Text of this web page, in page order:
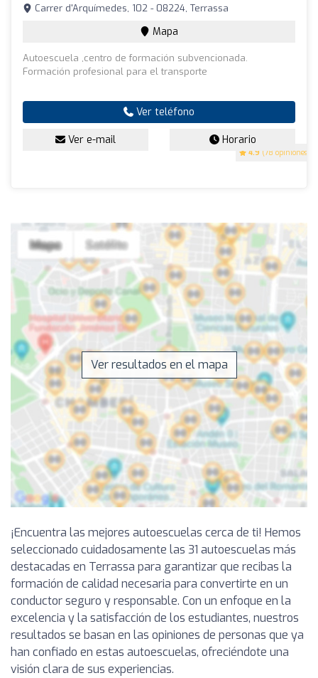
4.9 (78 opiniones)
Carrer d'Arquímedes, 102 - 08224, Terrassa
Mapa
Autoescuela ,centro de formación subvencionada.
Formación profesional para el transporte
Ver teléfono
Ver e-mail Horario
Ver resultados en el mapa
¡Encuentra las mejores autoescuelas cerca de ti! Hemos
seleccionado cuidadosamente las 31 autoescuelas más
destacadas en Terrassa para garantizar que recibas la
formación de calidad necesaria para convertirte en un
conductor seguro y responsable. Con un enfoque en la
excelencia y la satisfacción de los estudiantes, nuestros
resultados se basan en las opiniones de personas que ya
han confiado en estas autoescuelas, ofreciéndote una
visión clara de sus experiencias.